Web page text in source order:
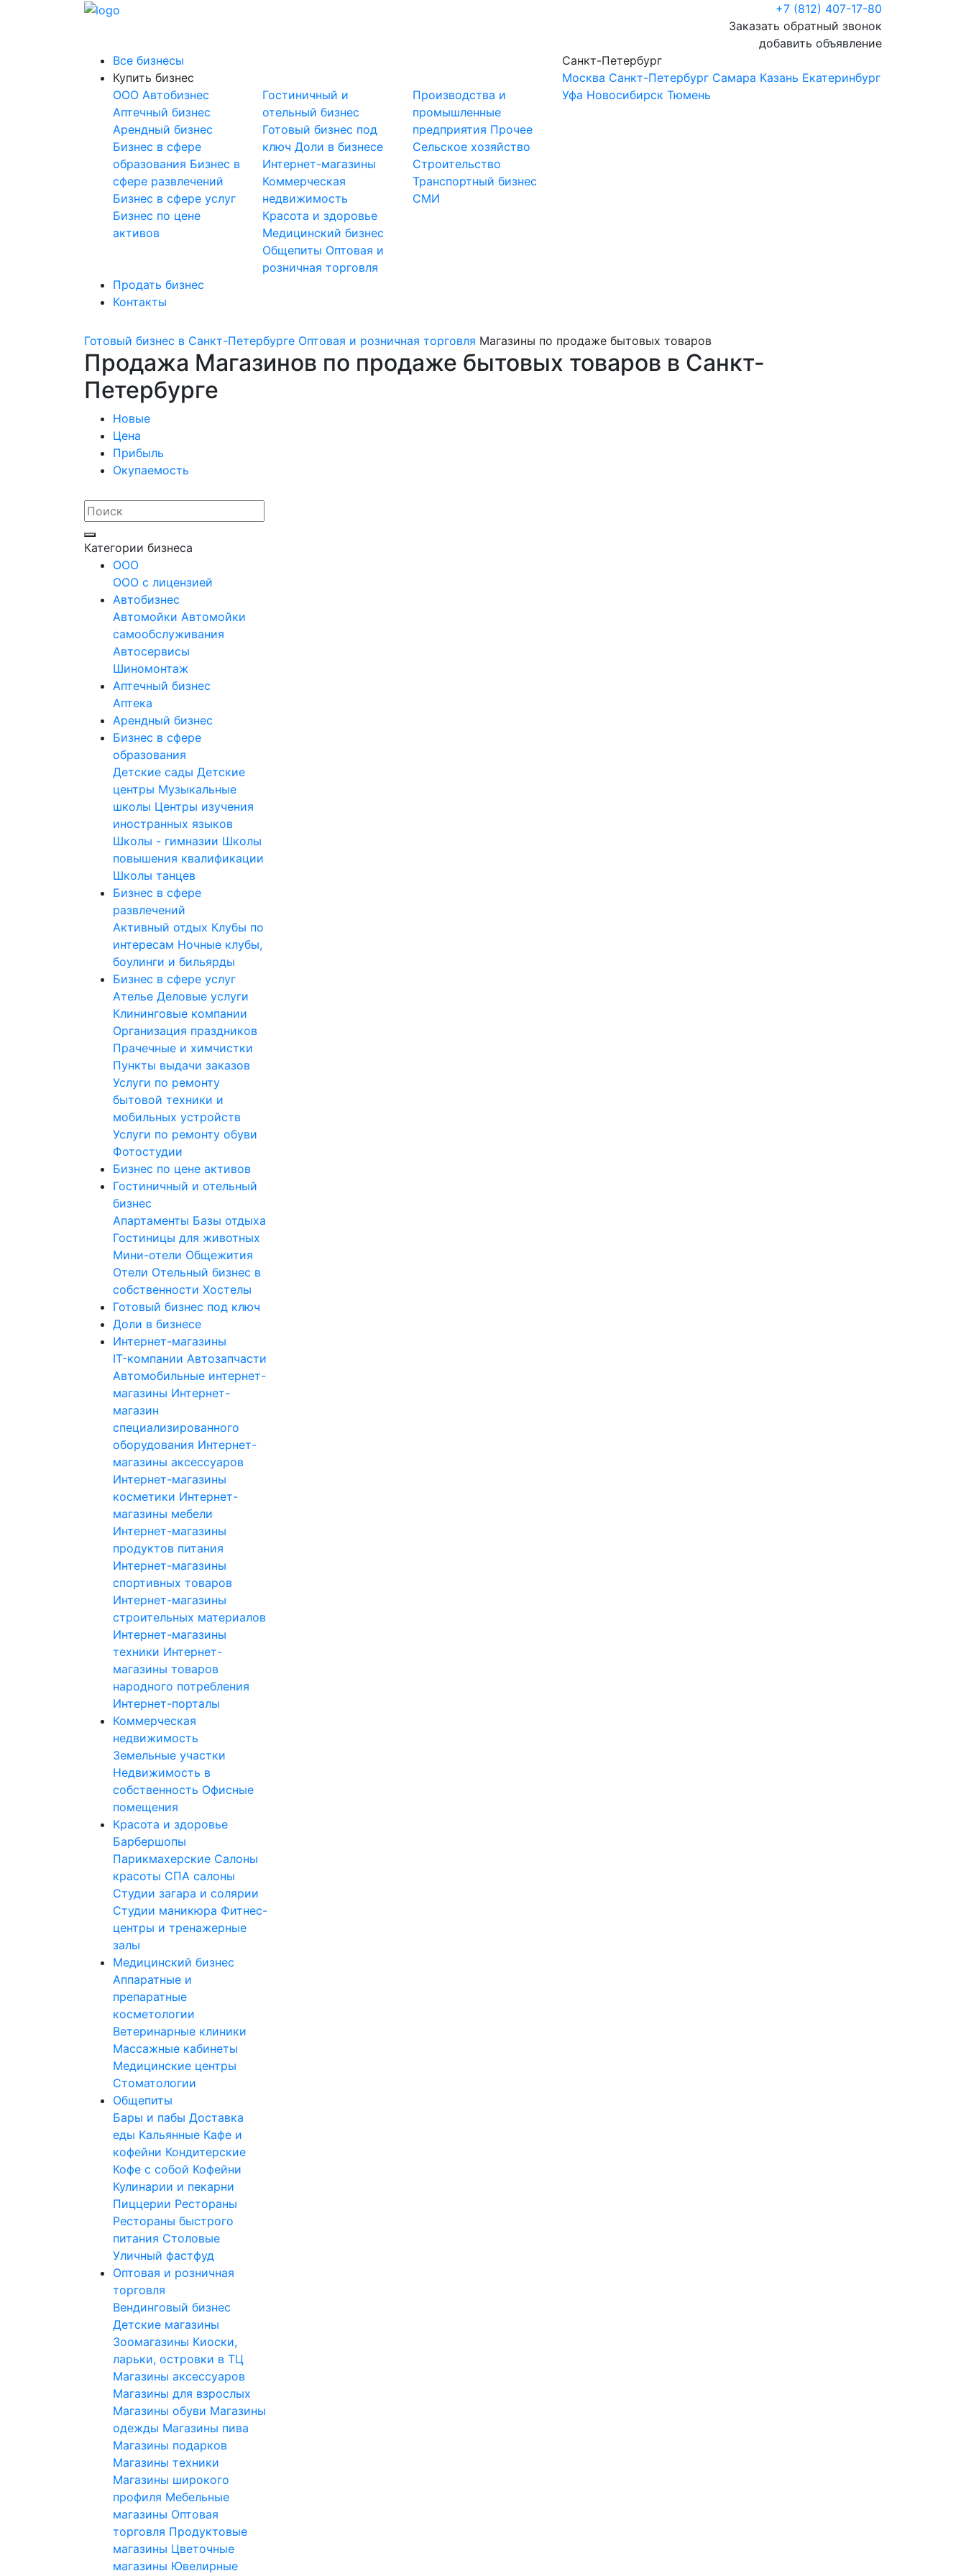
+7 (812) 407-17-80
Заказать обратный звонок
добавить объявление
Все бизнесы
Купить бизнес
OOO Автобизнес
Аптечный бизнес
Арендный бизнес
Бизнес в сфере
образования Бизнес в
сфере развлечений
Бизнес в сфере услуг
Бизнес по цене
активов
Гостиничный и
отельный бизнес
Готовый бизнес под
ключДоли в бизнесе
Интернет-магазины
Коммерческая
недвижимость
Красота и здоровье
Медицинский бизнес
Общепиты Оптовая и
розничная торговля
Производства и
промышленные
предприятия Прочее
Сельское хозяйство
Строительство
Транспортный бизнес
СМИ
Продать бизнес
Контакты
Санкт-Петербург
Москва Санкт-Петербург Самара Казань Екатеринбург
Уфа Новосибирск Тюмень
Готовый бизнес в Санкт-Петербурге Оптовая и розничная торговля Магазины по продаже бытовых товаров
Продажа Магазинов по продаже бытовых товаров в Санкт-
Петербурге
Новые
Цена
Прибыль
Окупаемость
Категории бизнеса
OOO
ООО с лицензией
Автобизнес
Автомойки Автомойки
самообслуживания
Автосервисы
Шиномонтаж
Аптечный бизнес
Аптека
Арендный бизнес
Бизнес в сфере
образования
Детские сады Детские
центры Музыкальные
школы Центры изучения
иностранных языков
Школы - гимназии Школы
повышения квалификации
Школы танцев
Бизнес в сфере
развлечений
Активный отдых Клубы по
интересам Ночные клубы,
боулинги и бильярды
Бизнес в сфере услуг
Ателье Деловые услуги
Клининговые компании
Организация праздников
Прачечные и химчистки
Пункты выдачи заказов
Услуги по ремонту
бытовой техники и
мобильных устройств
Услуги по ремонту обуви
Фотостудии
Бизнес по цене активов
Гостиничный и отельный
бизнес
Апартаменты Базы отдыха
Гостиницы для животных
Мини-отели Общежития
Отели Отельный бизнес в
собственности Хостелы
Готовый бизнес под ключ
Доли в бизнесе
Интернет-магазины
IT-компании Автозапчасти
Автомобильные интернет-
магазины Интернет-
магазин
специализированного
оборудования Интернет-
магазины аксессуаров
Интернет-магазины
косметики Интернет-
магазины мебели
Интернет-магазины
продуктов питания
Интернет-магазины
спортивных товаров
Интернет-магазины
строительных материалов
Интернет-магазины
техники Интернет-
магазины товаров
народного потребления
Интернет-порталы
Коммерческая
недвижимость
Земельные участки
Недвижимость в
собственность Офисные
помещения
Красота и здоровье
Барбершопы
Парикмахерские Салоны
красоты СПА салоны
Студии загара и солярии
Студии маникюра Фитнес-
центры и тренажерные
залы
Медицинский бизнес
Аппаратные и
препаратные
косметологии
Ветеринарные клиники
Массажные кабинеты
Медицинские центры
Стоматологии
Общепиты
Бары и пабы Доставка
еды Кальянные Кафе и
кофейни Кондитерские
Кофе с собой Кофейни
Кулинарии и пекарни
Пиццерии Рестораны
Рестораны быстрого
питания Столовые
Уличный фастфуд
Оптовая и розничная
торговля
Вендинговый бизнес
Детские магазины
Зоомагазины Киоски,
ларьки, островки в ТЦ
Магазины аксессуаров
Магазины для взрослых
Магазины обуви Магазины
одежды Магазины пива
Магазины подарков
Магазины техники
Магазины широкого
профиля Мебельные
магазины Оптовая
торговля Продуктовые
магазины Цветочные
магазины Ювелирные